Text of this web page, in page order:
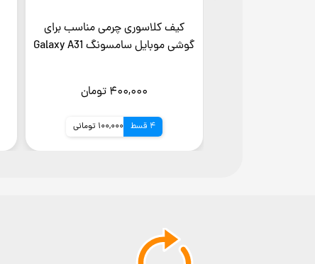
کیف کلاسوری چرمی مناسب برای
گوشی موبایل سامسونگ Galaxy A31
۴۰۰,۰۰۰ تومان
4 قسط 100,000 تومانی